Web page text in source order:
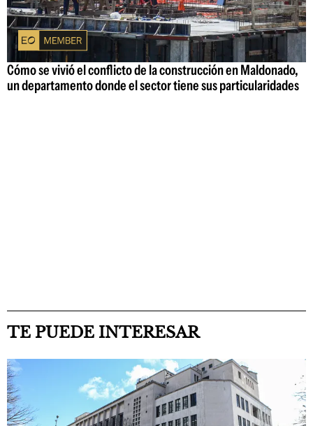
Cómo se vivió el conflicto de la construcción en Maldonado,
un departamento donde el sector tiene sus particularidades
TE PUEDE INTERESAR